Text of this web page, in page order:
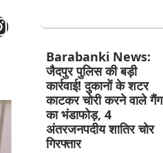
Barabanki News:
जैदपुर पुलिस की बड़ी
कार्रवाई! दुकानों के शटर
काटकर चोरी करने वाले गैंग
का भंडाफोड़, 4
अंतरजनपदीय शातिर चोर
गिरफ्तार